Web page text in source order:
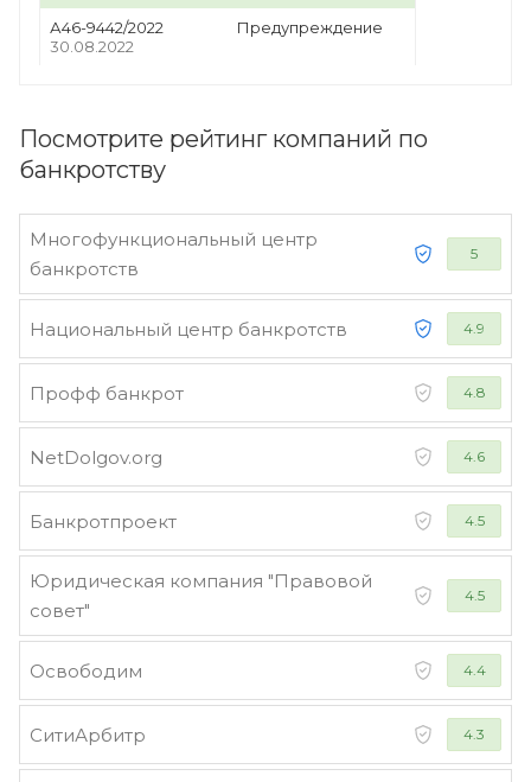
А46-9442/2022
30.08.2022
Предупреждение
Посмотрите рейтинг компаний по
банкротству
Многофункциональный центр
банкротств
5
Национальный центр банкротств 4.9
Профф банкрот 4.8
NetDolgov.org 4.6
Банкротпроект 4.5
Юридическая компания "Правовой
совет"
4.5
Освободим 4.4
СитиАрбитр 4.3